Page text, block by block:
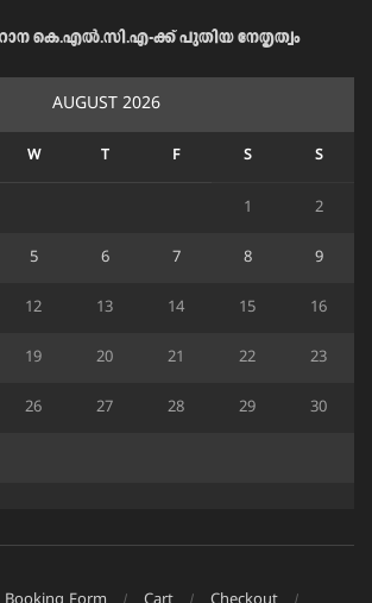
കെ.എൽ.സി.എ-ക്ക് പുതിയ നേതൃത്വം
AUGUST 2026
W T F S S
1 2
5 6 7 8 9
12 13 14 15 16
19 20 21 22 23
26 27 28 29 30